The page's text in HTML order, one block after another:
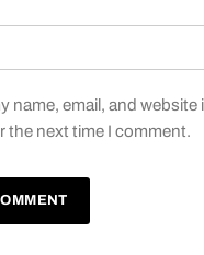
name, email, and website
the next time I comment.